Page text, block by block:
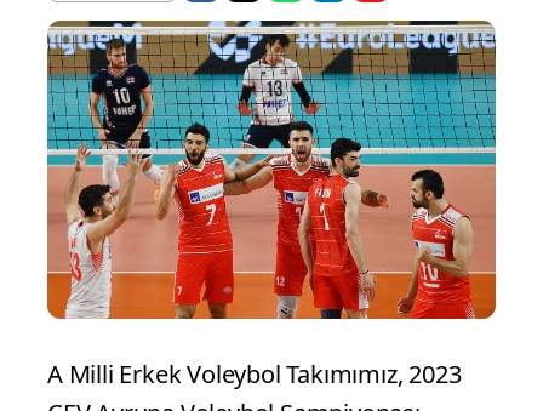
A Milli Erkek Voleybol Takımımız, 2023